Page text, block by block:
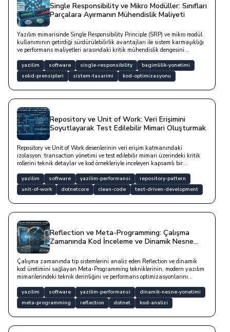
Single Responsibility ve Mikro Modüller: Sınıfları
Parçalara Ayırmanın Mühendislik Maliyeti
Yazılım mimarisinde Single Responsibility Principle (SRP) ve mikro modül
kullanımının getirdiği sürdürülebilirlik avantajları ile sistem karmaşıklığı
ve performans maliyetleri arasındaki kritik mühendislik dengesini
yazilim software single-responsibility
bagimlilik-yonetimi
solid-prensipleri
sistem-tasarimi kod-optimizasyonu
Repository ve Unit of Work: Veri Erişimini
Soyutlayarak Test Edilebilir Mimari Oluşturmak
Repository ve Unit of Work desenlerinin veri erişim katmanındaki
izolasyon, transaction yönetimi ve test edilebilir mimari üzerindeki kritik
rollerini teknik detaylar ve kod örnekleriyle inceleyen kapsamlı bir
yazilim software yazilim-performansi
repository-pattern
unit-of-work
dotnetcore clean-code test-driven-development
Reflection ve Meta-Programming: Çalışma
Zamanında Kod İnceleme ve Dinamik Nesne
Çalışma zamanında tip sistemlerini analiz eden Reflection ve dinamik
kod üretimini sağlayan Meta-Programming tekniklerinin, modern yazılım
mimarilerindeki teknik derinliğini ve performans optimizasyonlarını
yazilim software yazilim-performansi
dinamik-nesne-yonetimi
meta-programming
reflection dotnet kod-analizi